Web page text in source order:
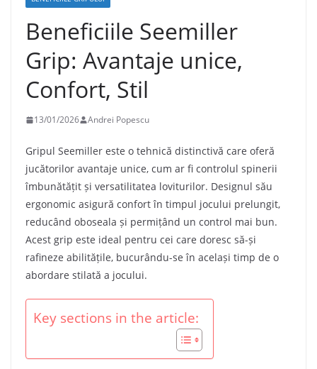
Beneficiile Seemiller
Grip: Avantaje unice,
Confort, Stil
13/01/2026 Andrei Popescu
Gripul Seemiller este o tehnică distinctivă care oferă
jucătorilor avantaje unice, cum ar fi controlul spinerii
îmbunătățit și versatilitatea loviturilor. Designul său
ergonomic asigură confort în timpul jocului prelungit,
reducând oboseala și permițând un control mai bun.
Acest grip este ideal pentru cei care doresc să-și
rafineze abilitățile, bucurându-se în același timp de o
abordare stilată a jocului.
Key sections in the article: